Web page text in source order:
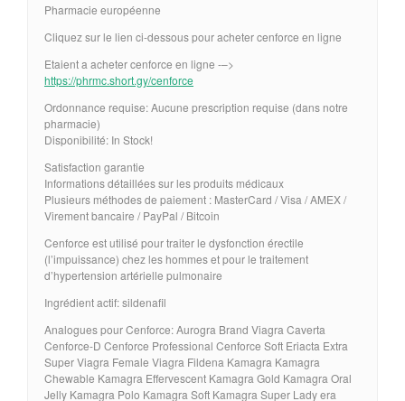
Pharmacie européenne
Cliquez sur le lien ci-dessous pour acheter cenforce en ligne
Etaient a acheter cenforce en ligne -–>
https://phrmc.short.gy/cenforce
Ordonnance requise: Aucune prescription requise (dans notre
pharmacie)
Disponibilité: In Stock!
Satisfaction garantie
Informations détaillées sur les produits médicaux
Plusieurs méthodes de paiement : MasterCard / Visa / AMEX /
Virement bancaire / PayPal / Bitcoin
Cenforce est utilisé pour traiter le dysfonction érectile
(l’impuissance) chez les hommes et pour le traitement
d’hypertension artérielle pulmonaire
Ingrédient actif: sildenafil
Analogues pour Cenforce: Aurogra Brand Viagra Caverta
Cenforce-D Cenforce Professional Cenforce Soft Eriacta Extra
Super Viagra Female Viagra Fildena Kamagra Kamagra
Chewable Kamagra Effervescent Kamagra Gold Kamagra Oral
Jelly Kamagra Polo Kamagra Soft Kamagra Super Lady era